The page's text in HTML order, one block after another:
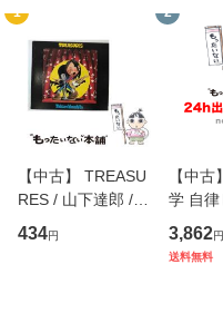
1
【中古】 TREASU
RES / 山下達郎 /
イーストウエス
ト・ジャパン [CD]
434円
2
【中
学 自律
専門職
ジメン
3,862円
送料無料